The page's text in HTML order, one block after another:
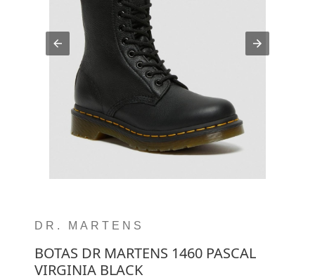
DR. MARTENS
BOTAS DR MARTENS 1460 PASCAL
VIRGINIA BLACK